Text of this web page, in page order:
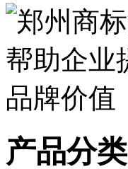
产品分类